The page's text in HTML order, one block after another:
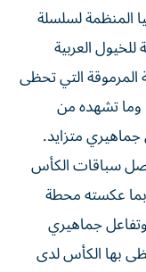
المنظمة لسلسلة
العربية
التي تحظى
وما تشهده من
جماهيري متزايد.
سباقات الكأس
عكسته محطة
جماهيري
بها الكأس لدى